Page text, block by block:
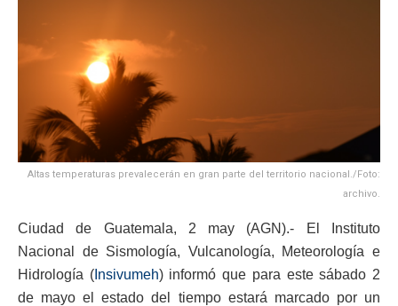
Altas temperaturas prevalecerán en gran parte del territorio nacional./Foto:
archivo.
Ciudad de Guatemala, 2 may (AGN).- El Instituto
Nacional de Sismología, Vulcanología, Meteorología e
Hidrología (Insivumeh) informó que para este sábado 2
de mayo el estado del tiempo estará marcado por un